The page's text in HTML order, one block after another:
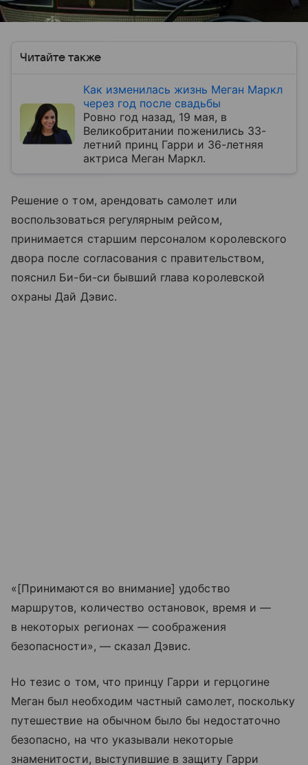
Читайте также
Как изменилась жизнь Меган Маркл
через год после свадьбы
Ровно год назад, 19 мая, в
Великобритании поженились 33-
летний принц Гарри и 36-летняя
актриса Меган Маркл.
Решение о том, арендовать самолет или
воспользоваться регулярным рейсом,
принимается старшим персоналом королевского
двора после согласования с правительством,
пояснил Би-би-си бывший глава королевской
охраны Дай Дэвис.
«[Принимаются во внимание] удобство
маршрутов, количество остановок, время и —
в некоторых регионах — соображения
безопасности», — сказал Дэвис.
Но тезис о том, что принцу Гарри и герцогине
Меган был необходим частный самолет, поскольку
путешествие на обычном было бы недостаточно
безопасно, на что указывали некоторые
знаменитости, выступившие в защиту Гарри